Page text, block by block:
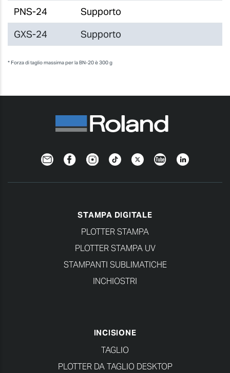
PNS-24
Supporto
GXS-24
Supporto
* Forza di taglio massima per la BN-20 è 300 g
NewsletterFacebookInstagramTikTokTwitterYouTubeLinkedIn
STAMPA DIGITALE
PLOTTER STAMPA
PLOTTER STAMPA UV
STAMPANTI SUBLIMATICHE
INCHIOSTRI
INCISIONE
TAGLIO
PLOTTER DA TAGLIO DESKTOP